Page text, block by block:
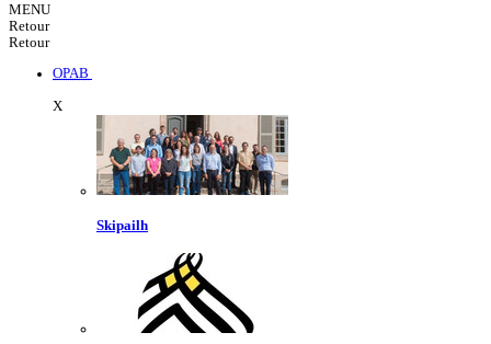
MENU
Retour
Retour
OPAB
X
Skipailh